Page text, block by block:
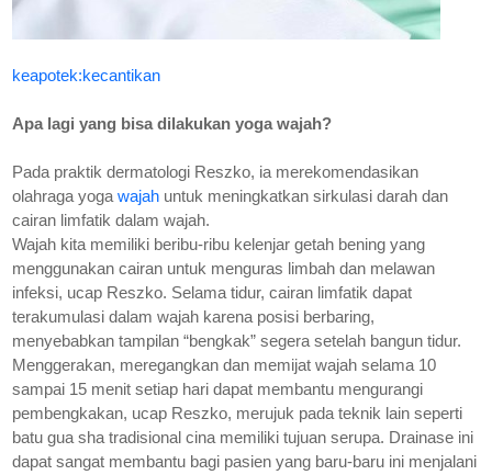
keapotek:kecantikan
Apa lagi yang bisa dilakukan yoga wajah?
Pada praktik dermatologi Reszko, ia merekomendasikan
olahraga yogawajah untuk meningkatkan sirkulasi darah dan
cairan limfatik dalam wajah.
Wajah kita memiliki beribu-ribu kelenjar getah bening yang
menggunakan cairan untuk menguras limbah dan melawan
infeksi, ucap Reszko. Selama tidur, cairan limfatik dapat
terakumulasi dalam wajah karena posisi berbaring,
menyebabkan tampilan “bengkak” segera setelah bangun tidur.
Menggerakan, meregangkan dan memijat wajah selama 10
sampai 15 menit setiap hari dapat membantu mengurangi
pembengkakan, ucap Reszko, merujuk pada teknik lain seperti
batu gua sha tradisional cina memiliki tujuan serupa. Drainase ini
dapat sangat membantu bagi pasien yang baru-baru ini menjalani